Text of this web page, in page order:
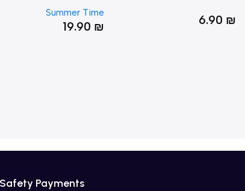
6.90
Summer Time
19.90
Safety Payments